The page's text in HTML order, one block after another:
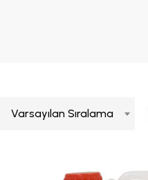
Varsayılan Sıralama